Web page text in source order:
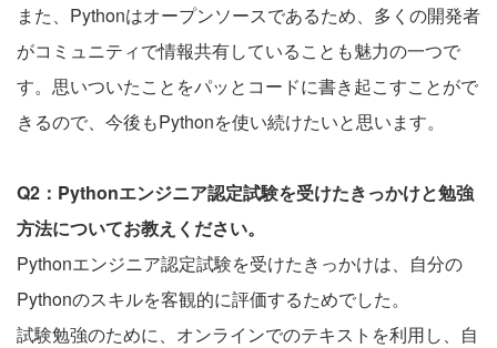
また、Pythonはオープンソースであるため、多くの開発者
がコミュニティで情報共有していることも魅力の一つで
す。思いついたことをパッとコードに書き起こすことがで
きるので、今後もPythonを使い続けたいと思います。
Q2：Pythonエンジニア認定試験を受けたきっかけと勉強
方法についてお教えください。
Pythonエンジニア認定試験を受けたきっかけは、自分の
Pythonのスキルを客観的に評価するためでした。
試験勉強のために、オンラインでのテキストを利用し、自